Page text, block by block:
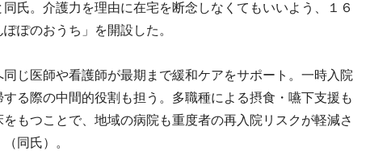
氏。介護力を理由に在宅を断念しなくてもいいよう、１６
ぽのおうち」を開設した。
じ医師や看護師が最期まで緩和ケアをサポート。一時入院
る際の中間的役割も担う。多職種による摂食・嚥下支援も
もつことで、地域の病院も重度者の再入院リスクが軽減さ
同氏）。